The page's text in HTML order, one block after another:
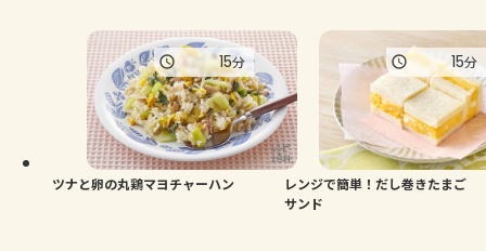
ツナと卵の丸鶏マヨチャーハン
15分
レンジで簡単！だし巻きたまご
サンド
15分